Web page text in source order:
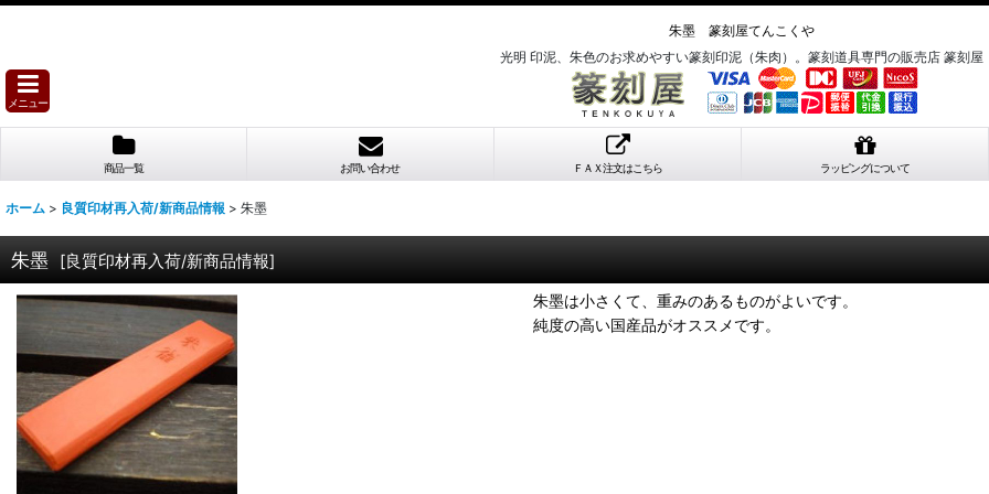
朱墨 篆刻屋てんこくや
光明 印泥、朱色のお求めやすい篆刻印泥（朱肉）。篆刻道具専門の販売店 篆刻屋
メニュー
商品一覧 お問い合わせ ＦＡＸ注文はこちら ラッピングについて
ホーム > 良質印材再入荷/新商品情報 > 朱墨
朱墨 [良質印材再入荷/新商品情報]
朱墨は小さくて、重みのあるものがよいです。
純度の高い国産品がオススメです。